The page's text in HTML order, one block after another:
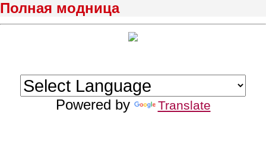
Полная модница
Powered by Translate